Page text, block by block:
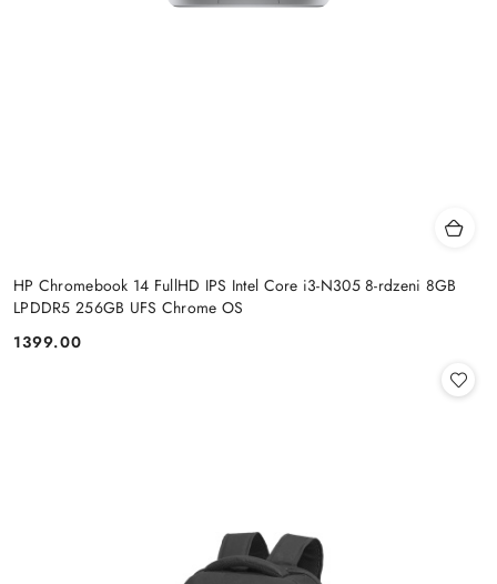
HP Chromebook 14 FullHD IPS Intel Core i3-N305 8-rdzeni 8GB
LPDDR5 256GB UFS Chrome OS
Cena:
1399.00